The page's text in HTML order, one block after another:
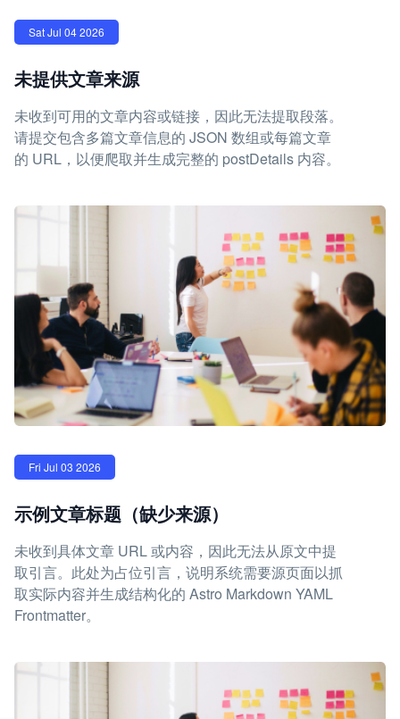
Sat Jul 04 2026
未提供文章来源
未收到可用的文章内容或链接，因此无法提取段落。
请提交包含多篇文章信息的 JSON 数组或每篇文章
的 URL，以便爬取并生成完整的 postDetails 内容。
Fri Jul 03 2026
示例文章标题（缺少来源）
未收到具体文章 URL 或内容，因此无法从原文中提
取引言。此处为占位引言，说明系统需要源页面以抓
取实际内容并生成结构化的 Astro Markdown YAML
Frontmatter。